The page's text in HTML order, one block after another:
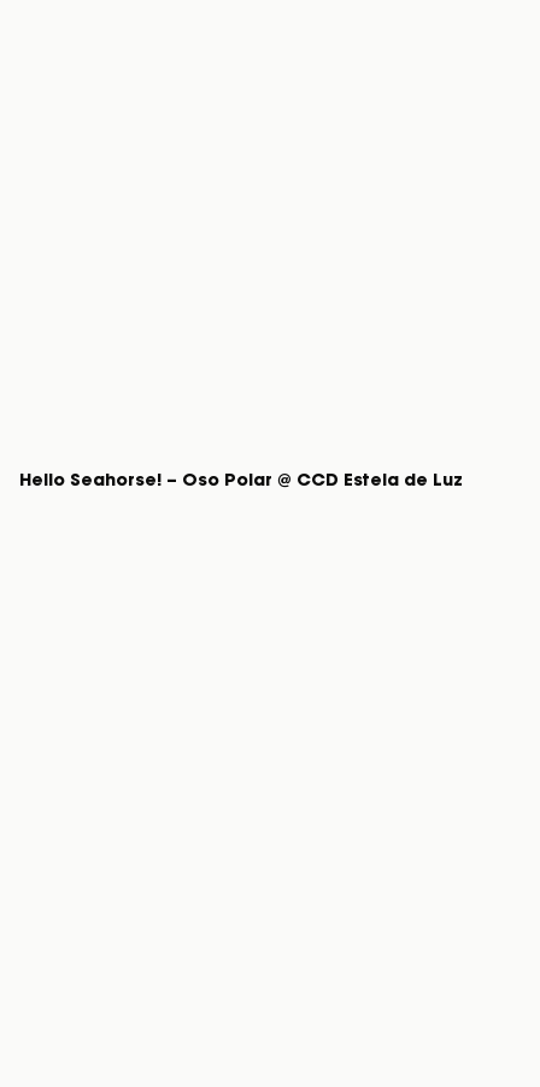
Hello Seahorse! – Oso Polar @ CCD Estela de Luz